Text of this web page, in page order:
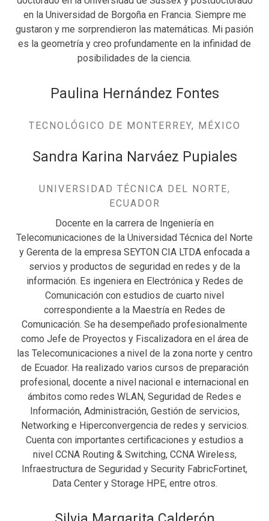
en la Universidad de Borgoña en Francia. Siempre me
gustaron y me sorprendieron las matemáticas. Mi pasión
es la geometría y creo profundamente en la infinidad de
posibilidades de la ciencia.
Paulina Hernández Fontes
TECNOLÓGICO DE MONTERREY, MÉXICO
Sandra Karina Narváez Pupiales
UNIVERSIDAD TÉCNICA DEL NORTE,
ECUADOR
Docente en la carrera de Ingeniería en
Telecomunicaciones de la Universidad Técnica del Norte
y Gerenta de la empresa SEYTON CIA LTDA enfocada a
servios y productos de seguridad en redes y de la
información. Es ingeniera en Electrónica y Redes de
Comunicación con estudios de cuarto nivel
correspondiente a la Maestría en Redes de
Comunicación. Se ha desempeñado profesionalmente
como Jefe de Proyectos y Fiscalizadora en el área de
las Telecomunicaciones a nivel de la zona norte y centro
de Ecuador. Ha realizado varios cursos de preparación
profesional, docente a nivel nacional e internacional en
ámbitos como redes WLAN, Seguridad de Redes e
Información, Administración, Gestión de servicios,
Networking e Hiperconvergencia de redes y servicios.
Cuenta con importantes certificaciones y estudios a
nivel CCNA Routing & Switching, CCNA Wireless,
Infraestructura de Seguridad y Security FabricFortinet,
Data Center y Storage HPE, entre otros.